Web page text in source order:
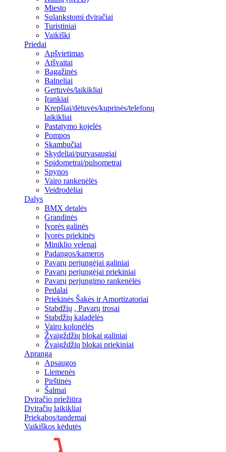
Miesto
Sulankstomi dviračiai
Turistiniai
Vaikiški
Priedai
Apšvietimas
Atšvaitai
Bagažinės
Balneliai
Gertuvės/laikikliai
Įrankiai
Krepšiai/dėtuvės/kuprinės/telefonų
laikikliai
Pastatymo kojelės
Pompos
Skambučiai
Skydeliai/purvasaugiai
Spidometrai/pulsometrai
Spynos
Vairo rankenėlės
Veidrodėliai
Dalys
BMX detalės
Grandinės
Įvorės galinės
Įvorės priekinės
Miniklio velenai
Padangos/kameros
Pavarų perjungėjai galiniai
Pavarų perjungėjai priekiniai
Pavarų perjungimo rankenėlės
Pedalai
Priekinės Šakės ir Amortizatoriai
Stabdžių , Pavarų trosai
Stabdžių kaladėlės
Vairo kolonėlės
Žvaigždžių blokai galiniai
Žvaigždžių blokai priekiniai
Apranga
Apsaugos
Liemenės
Pirštinės
Šalmai
Dviračio priežiūra
Dviračių laikikliai
Priekabos/tandemai
Vaikiškos kėdutės